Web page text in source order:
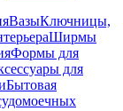
ВазыКлючницы,
Ширмы
Формы для
для
Бытовая